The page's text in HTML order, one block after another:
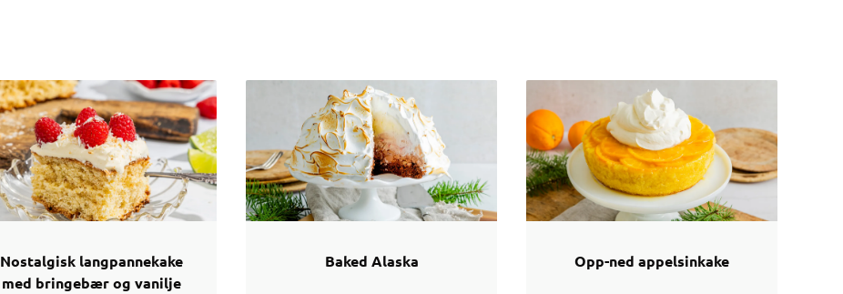
Nostalgisk langpannekake
med bringebær og vanilje
Baked Alaska Opp-ned appelsinkake